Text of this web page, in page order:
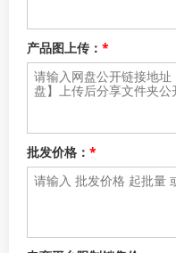
产品图上传： *
批发价格： *